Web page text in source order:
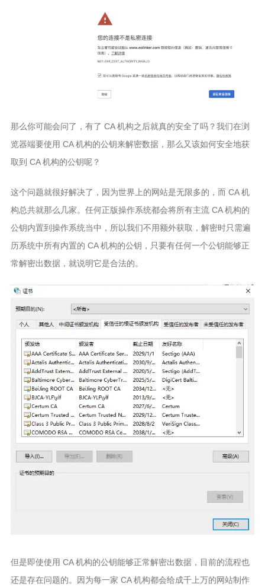
那么你可能会问了，有了 CA 机构之后就真的安全了吗？我们在浏
览器端要使用 CA 机构的公钥来解密数据，那么又该如何安全地获
取到 CA 机构的公钥呢？
这个问题就很好解决了，因为世界上的网站是无限多的，而 CA 机
构总共就那么几家。任何正版操作系统都会将所有主流 CA 机构的
公钥内置到操作系统当中，所以我们不用额外获取，解密时只需遍
历系统中所有内置的 CA 机构的公钥，只要有任何一个公钥能够正
常解密出数据，就说明它是合法的。
但是即使使用 CA 机构的公钥能够正常解密出数据，目前的流程也
还是存在问题的。因为每一家 CA 机构都会给成千上万的网站制作